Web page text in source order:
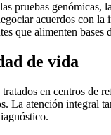
pruebas
acuerdos con
que alimenten bases
de vida
en centros de
La atención integral